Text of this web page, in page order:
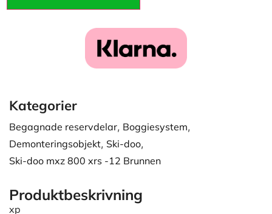
Kategorier
Begagnade reservdelar, Boggiesystem,
Demonteringsobjekt, Ski-doo,
Ski-doo mxz 800 xrs -12 Brunnen
Produktbeskrivning
xp